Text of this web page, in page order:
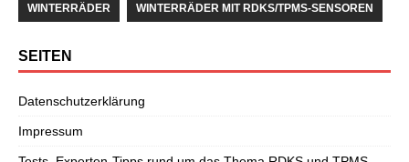
WINTERRÄDER WINTERRÄDER MIT RDKS/TPMS-SENSOREN
SEITEN
Datenschutzerklärung
Impressum